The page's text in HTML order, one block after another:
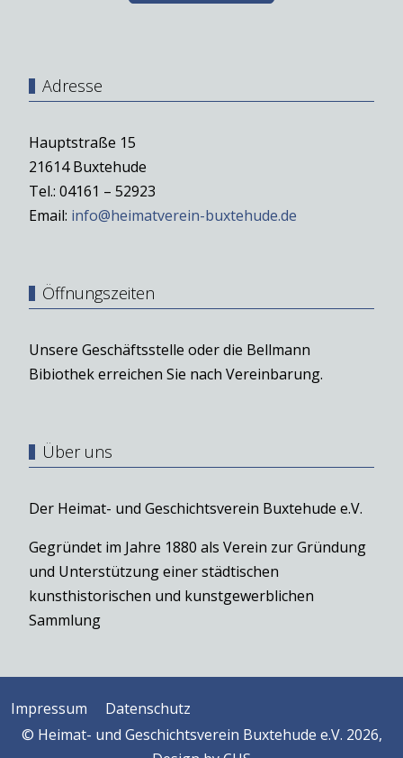
Adresse
Hauptstraße 15
21614 Buxtehude
Tel.: 04161 – 52923
Email: info@heimatverein-buxtehude.de
Öffnungszeiten
Unsere Geschäftsstelle oder die Bellmann
Bibiothek erreichen Sie nach Vereinbarung.
Über uns
Der Heimat- und Geschichtsverein Buxtehude e.V.
Gegründet im Jahre 1880 als Verein zur Gründung
und Unterstützung einer städtischen
kunsthistorischen und kunstgewerblichen
Sammlung
Impressum
Datenschutz
© Heimat- und Geschichtsverein Buxtehude e.V. 2026,